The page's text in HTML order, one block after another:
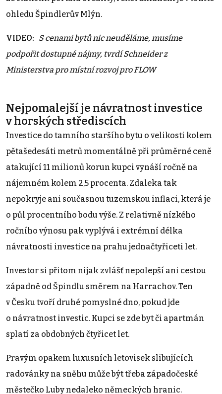
ohledu Špindlerův Mlýn.
VIDEO: S cenami bytů nic neuděláme, musíme
podpořit dostupné nájmy, tvrdí Schneider z
Ministerstva pro místní rozvoj pro FLOW
Nejpomalejší je návratnost investice
v horských střediscích
Investice do tamního staršího bytu o velikosti kolem
pětašedesáti metrů momentálně při průměrné ceně
atakující 11 milionů korun kupci vynáší ročně na
nájemném kolem 2,5 procenta. Zdaleka tak
nepokryje ani současnou tuzemskou inflaci, která je
o půl procentního bodu výše. Z relativně nízkého
ročního výnosu pak vyplývá i extrémní délka
návratnosti investice na prahu jednačtyřiceti let.
Investor si přitom nijak zvlášť nepolepší ani cestou
západně od Špindlu směrem na Harrachov. Ten
v Česku tvoří druhé pomyslné dno, pokud jde
o návratnost investic. Kupci se zde byt či apartmán
splatí za obdobných čtyřicet let.
Pravým opakem luxusních letovisek slibujících
radovánky na sněhu může být třeba západočeské
městečko Luby nedaleko německých hranic.